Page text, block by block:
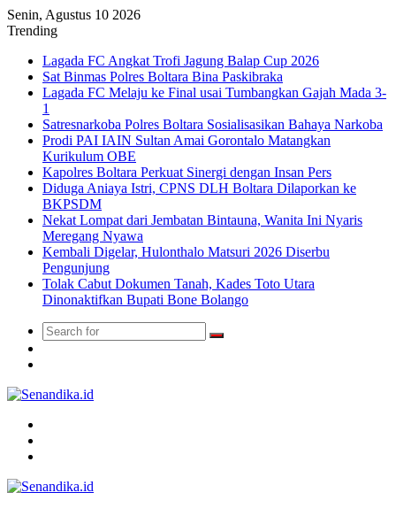
Senin, Agustus 10 2026
Trending
Lagada FC Angkat Trofi Jagung Balap Cup 2026
Sat Binmas Polres Boltara Bina Paskibraka
Lagada FC Melaju ke Final usai Tumbangkan Gajah Mada 3-
1
Satresnarkoba Polres Boltara Sosialisasikan Bahaya Narkoba
Prodi PAI IAIN Sultan Amai Gorontalo Matangkan
Kurikulum OBE
Kapolres Boltara Perkuat Sinergi dengan Insan Pers
Diduga Aniaya Istri, CPNS DLH Boltara Dilaporkan ke
BKPSDM
Nekat Lompat dari Jembatan Bintauna, Wanita Ini Nyaris
Meregang Nyawa
Kembali Digelar, Hulonthalo Matsuri 2026 Diserbu
Pengunjung
Tolak Cabut Dokumen Tanah, Kades Toto Utara
Dinonaktifkan Bupati Bone Bolango
Search